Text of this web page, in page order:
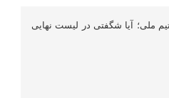
ملی؛ آیا شگفتی در لیست نهایی